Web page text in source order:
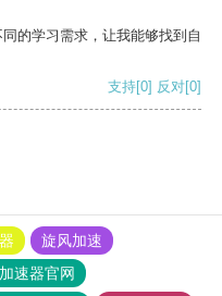
的学习需求，让我能够找到自
支持[0] 反对[0]
旋风加速
速器官网